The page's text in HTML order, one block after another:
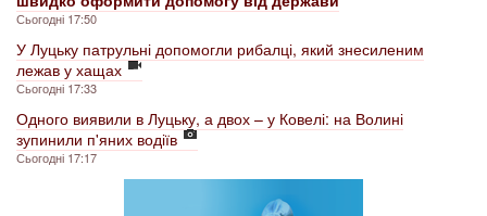
Сьогодні 17:50
У Луцьку патрульні допомогли рибалці, який знесиленим
лежав у хащах
Сьогодні 17:33
Одного виявили в Луцьку, а двох – у Ковелі: на Волині
зупинили п'яних водіїв
Сьогодні 17:17